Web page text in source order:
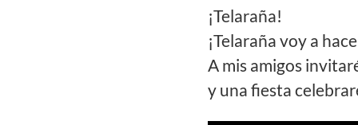
¡Telaraña!
¡Telaraña voy a
A mis amigos
y una fiesta